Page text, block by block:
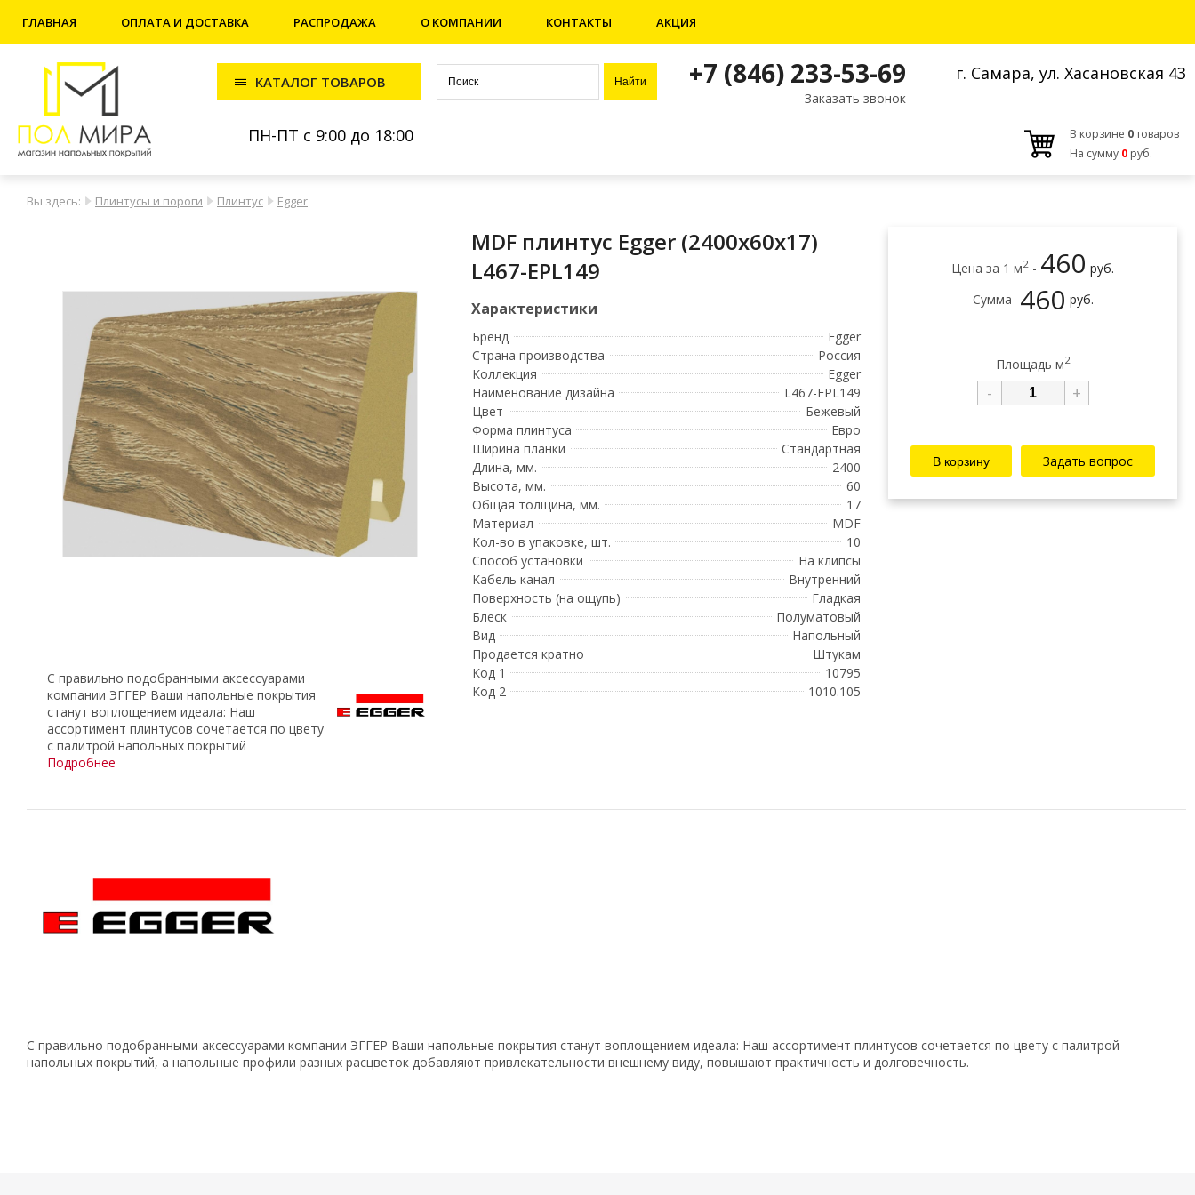
ГЛАВНАЯ ОПЛАТА И ДОСТАВКА РАСПРОДАЖА О КОМПАНИИ КОНТАКТЫ АКЦИЯ
КАТАЛОГ ТОВАРОВ +7 (846) 233-53-69
Заказать звонок
г. Самара, ул. Хасановская 43
ПН-ПТ с 9:00 до 18:00 В корзине 0товаров
На сумму 0 руб.
Вы здесь: Плинтусы и пороги Плинтус Egger
С правильно подобранными аксессуарами
компании ЭГГЕР Ваши напольные покрытия
станут воплощением идеала: Наш
ассортимент плинтусов сочетается по цвету
с палитрой напольных покрытий
Подробнее
MDF плинтус Egger (2400х60х17)
L467-EPL149
Бренд
Egger
Страна производства
Россия
Коллекция
Egger
Наименование дизайна
L467-EPL149
Цвет
Бежевый
Форма плинтуса
Евро
Ширина планки
Стандартная
Длина, мм.
2400
Высота, мм.
60
Общая толщина, мм.
17
Материал
MDF
Кол-во в упаковке, шт.
10
Способ установки
На клипсы
Кабель канал
Внутренний
Поверхность (на ощупь)
Гладкая
Блеск
Полуматовый
Вид
Напольный
Продается кратно
Штукам
Код 1
10795
Код 2
1010.105
Цена за 1 м2 - 460 руб.
Сумма -460 руб.
Площадь м2
- +
Задать вопрос
С правильно подобранными аксессуарами компании ЭГГЕР Ваши напольные покрытия станут воплощением идеала: Наш ассортимент плинтусов сочетается по цвету с палитрой
напольных покрытий, а напольные профили разных расцветок добавляют привлекательности внешнему виду, повышают практичность и долговечность.